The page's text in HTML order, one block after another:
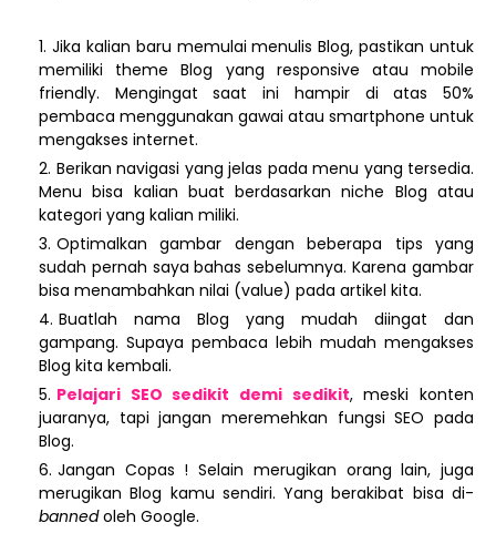
Jika kalian baru memulai menulis Blog, pastikan untuk
memiliki theme Blog yang responsive atau mobile
friendly. Mengingat saat ini hampir di atas 50%
pembaca menggunakan gawai atau smartphone untuk
mengakses internet.
Berikan navigasi yang jelas pada menu yang tersedia.
Menu bisa kalian buat berdasarkan niche Blog atau
kategori yang kalian miliki.
Optimalkan gambar dengan beberapa tips yang
sudah pernah saya bahas sebelumnya. Karena gambar
bisa menambahkan nilai (value) pada artikel kita.
Buatlah nama Blog yang mudah diingat dan
gampang. Supaya pembaca lebih mudah mengakses
Blog kita kembali.
Pelajari SEO sedikit demi sedikit, meski konten
juaranya, tapi jangan meremehkan fungsi SEO pada
Blog.
Jangan Copas ! Selain merugikan orang lain, juga
merugikan Blog kamu sendiri. Yang berakibat bisa di-
bannedoleh Google.